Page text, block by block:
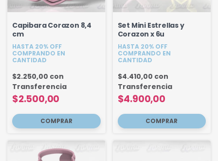
Capibara Corazon 8,4
cm
HASTA 20% OFF
COMPRANDO EN
CANTIDAD
$2.500,00
$2.250,00 con
Transferencia
Set Mini Estrellas y
Corazon x 6u
HASTA 20% OFF
COMPRANDO EN
CANTIDAD
$4.900,00
$4.410,00 con
Transferencia